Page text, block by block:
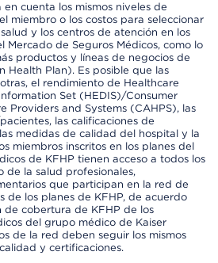
cuenta los mismos niveles de
miembro o los costos para seleccionar
y los centros de atención en los
Mercado de Seguros Médicos, como lo
productos y líneas de negocios de
Health Plan). Es posible que las
el rendimiento de Healthcare
Set (HEDIS)/Consumer
Providers and Systems (CAHPS), las
las calificaciones de
medidas de calidad del hospital y la
miembros inscritos en los planes del
de KFHP tienen acceso a todos los
de la salud profesionales,
que participan en la red de
de los planes de KFHP, de acuerdo
de cobertura de KFHP de los
del grupo médico de Kaiser
de la red deben seguir los mismos
y certificaciones.